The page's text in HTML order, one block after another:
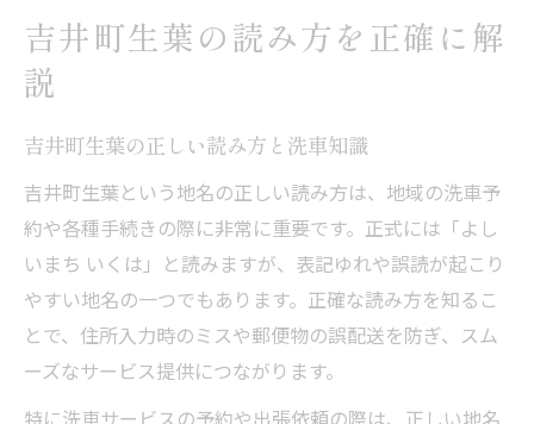
洗車で知っておくべきうきは市吉井町生葉の情
報
吉井町生葉での洗車に役立つ地域豆知識
生葉エリアの洗車に必要な交通と環境情報
洗車前に確認したい地名の正式表記
福岡県うきは市の郵便番号を確認するポイント
洗車依頼前に押さえたい郵便番号情報
吉井町生葉の郵便番号と洗車手続き注意点
住所入力ミスを防ぐ郵便番号の調べ方
吉井町生葉の読み方を正確に解
説
吉井町生葉の正しい読み方と洗車知識
吉井町生葉という地名の正しい読み方は、地域の洗車予
約や各種手続きの際に非常に重要です。正式には「よし
いまち いくは」と読みますが、表記ゆれや誤読が起こり
やすい地名の一つでもあります。正確な読み方を知るこ
とで、住所入力時のミスや郵便物の誤配送を防ぎ、スム
ーズなサービス提供につながります。
特に洗車サービスの予約や出張依頼の際は、正しい地名